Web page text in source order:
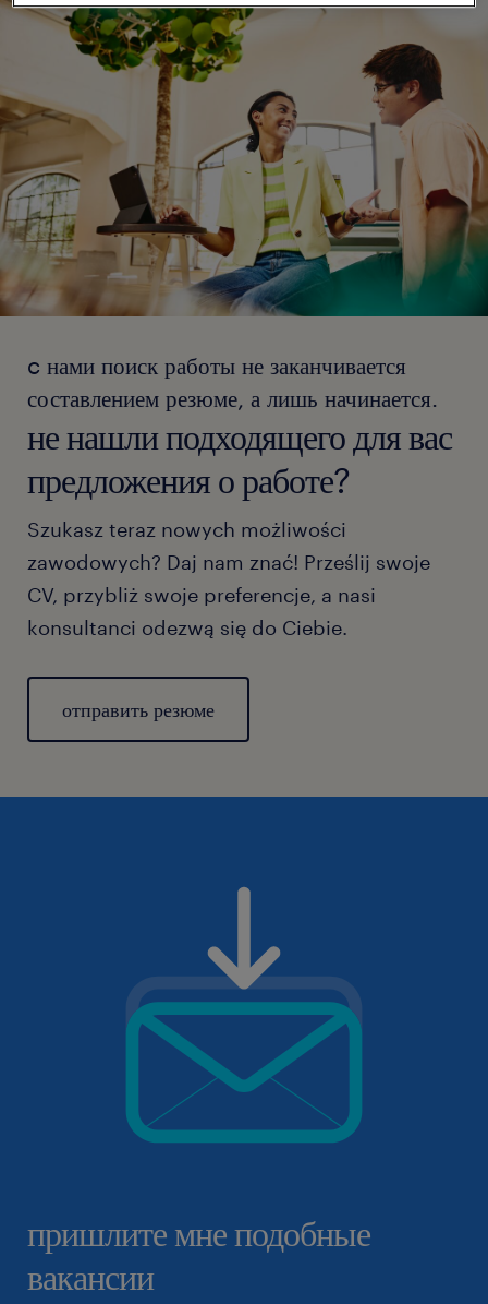
c нами поиск работы не заканчивается
составлением резюме, а лишь начинается.
не нашли подходящего для вас
предложения о работе?
Szukasz teraz nowych możliwości
zawodowych? Daj nam znać! Prześlij swoje
CV, przybliż swoje preferencje, a nasi
konsultanci odezwą się do Ciebie.
отправить резюме
пришлите мне подобные
вакансии